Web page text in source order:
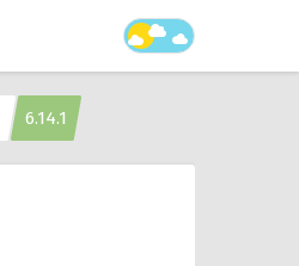
6.14.1